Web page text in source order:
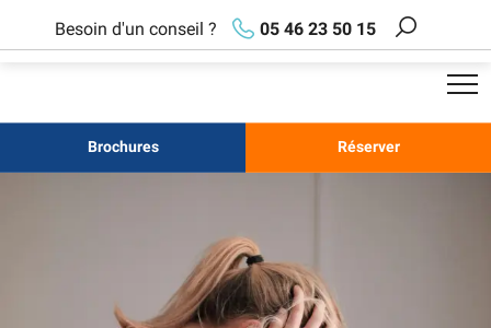
Besoin d'un conseil ? 05 46 23 50 15
Recherche
Brochures Réserver